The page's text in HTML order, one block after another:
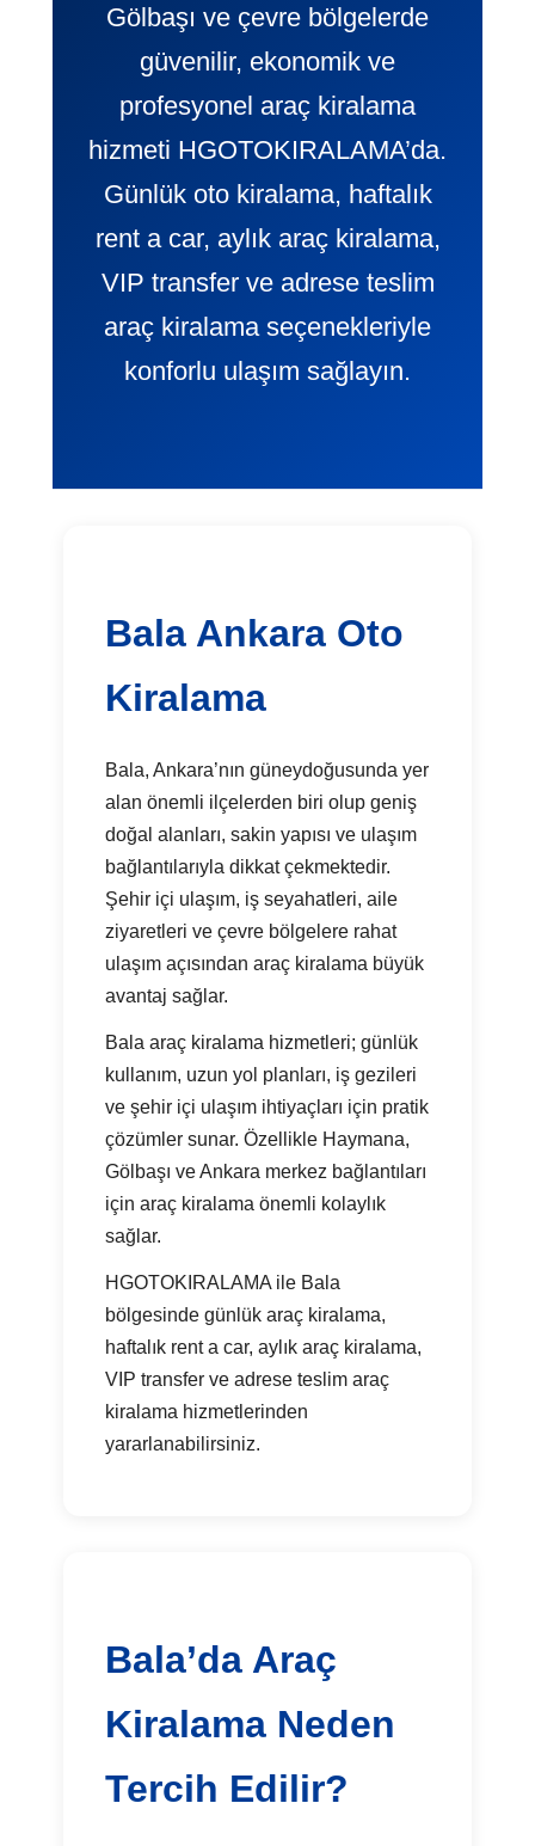
Gölbaşı ve çevre bölgelerde
güvenilir, ekonomik ve
profesyonel araç kiralama
hizmeti HGOTOKIRALAMA’da.
Günlük oto kiralama, haftalık
rent a car, aylık araç kiralama,
VIP transfer ve adrese teslim
araç kiralama seçenekleriyle
konforlu ulaşım sağlayın.
Bala Ankara Oto
Kiralama
Bala, Ankara’nın güneydoğusunda yer
alan önemli ilçelerden biri olup geniş
doğal alanları, sakin yapısı ve ulaşım
bağlantılarıyla dikkat çekmektedir.
Şehir içi ulaşım, iş seyahatleri, aile
ziyaretleri ve çevre bölgelere rahat
ulaşım açısından araç kiralama büyük
avantaj sağlar.
Bala araç kiralama hizmetleri; günlük
kullanım, uzun yol planları, iş gezileri
ve şehir içi ulaşım ihtiyaçları için pratik
çözümler sunar. Özellikle Haymana,
Gölbaşı ve Ankara merkez bağlantıları
için araç kiralama önemli kolaylık
sağlar.
HGOTOKIRALAMA ile Bala
bölgesinde günlük araç kiralama,
haftalık rent a car, aylık araç kiralama,
VIP transfer ve adrese teslim araç
kiralama hizmetlerinden
yararlanabilirsiniz.
Bala’da Araç
Kiralama Neden
Tercih Edilir?